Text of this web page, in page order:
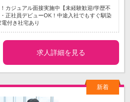
カジュアル面接実施中【未経験歓迎/学歴不
正社員デビューOK！中途入社でもすぐ馴染
付き社宅あり
求人詳細を見る